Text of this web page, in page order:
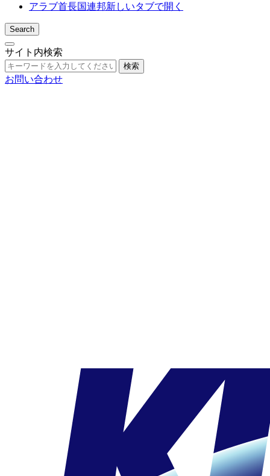
アラブ首長国連邦新しいタブで開く
Search
サイト内検索
検索
お問い合わせ